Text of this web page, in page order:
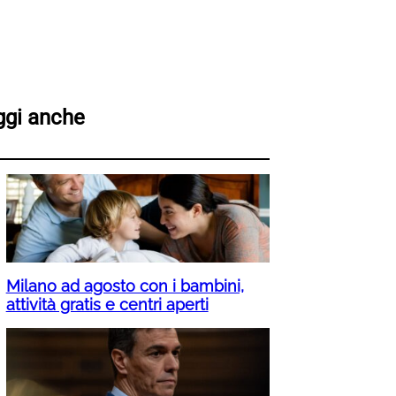
anche
Milano ad agosto con i bambini,
attività gratis e centri aperti